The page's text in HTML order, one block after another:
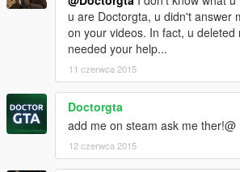
u are Doctorgta, u didn't answer
on your videos. In fact, u deleted
needed your help...
11 czerwca 2015
Doctorgta
add me on steam ask me ther!@
12 czerwca 2015